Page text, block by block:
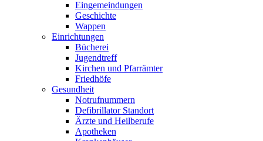
Eingemeindungen
Geschichte
Wappen
Einrichtungen
Bücherei
Jugendtreff
Kirchen und Pfarrämter
Friedhöfe
Gesundheit
Notrufnummern
Defibrillator Standort
Ärzte und Heilberufe
Apotheken